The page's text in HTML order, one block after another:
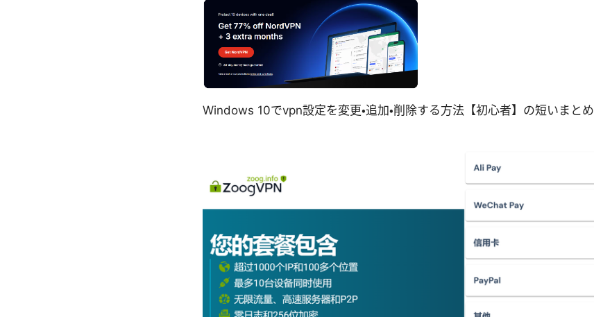
Windows 10でvpn設定を変更・追加・削除する方法【初心者】の短いまとめ